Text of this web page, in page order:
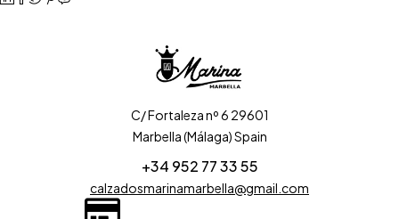
C/ Fortaleza nº 6 29601
Marbella (Málaga) Spain
+34 952 77 33 55
calzadosmarinamarbella@gmail.com